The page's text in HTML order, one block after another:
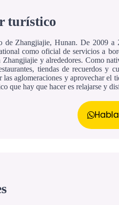
turístico
Zhangjiajie, Hunan. De 2009 a
como oficial de servicios a
y alrededores. Como
tiendas de recuerdos y
aglomeraciones y aprovechar el
que hay que hacer es relajarse y